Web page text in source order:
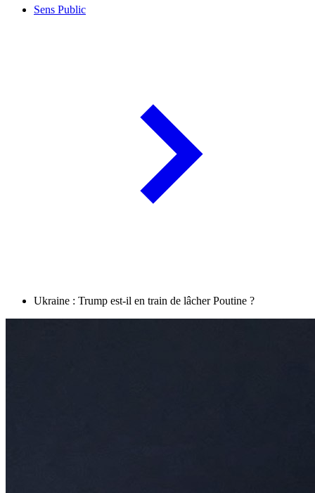
Sens Public
Ukraine : Trump est-il en train de lâcher Poutine ?